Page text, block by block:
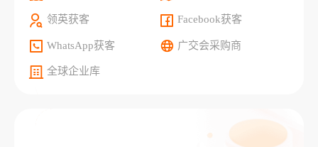
领英获客 Facebook获客
WhatsApp获客 广交会采购商
全球企业库